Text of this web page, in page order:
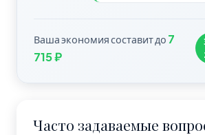
Ваша экономия составит до 7
715 ₽
Часто задаваемые